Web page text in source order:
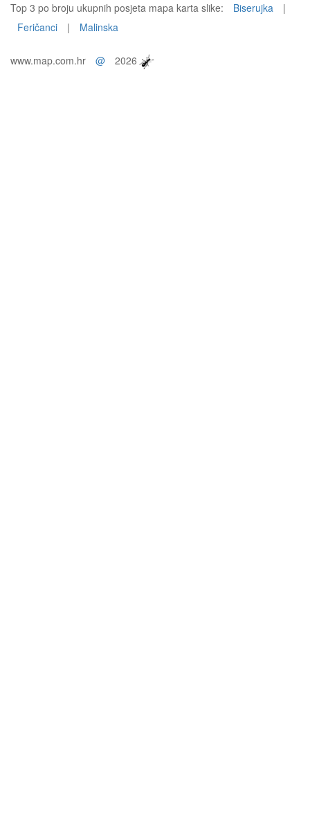
Top 3 po broju ukupnih posjeta mapa karta slike:
Biserujka
|
Feričanci
| Malinska
www.map.com.hr @ 2026